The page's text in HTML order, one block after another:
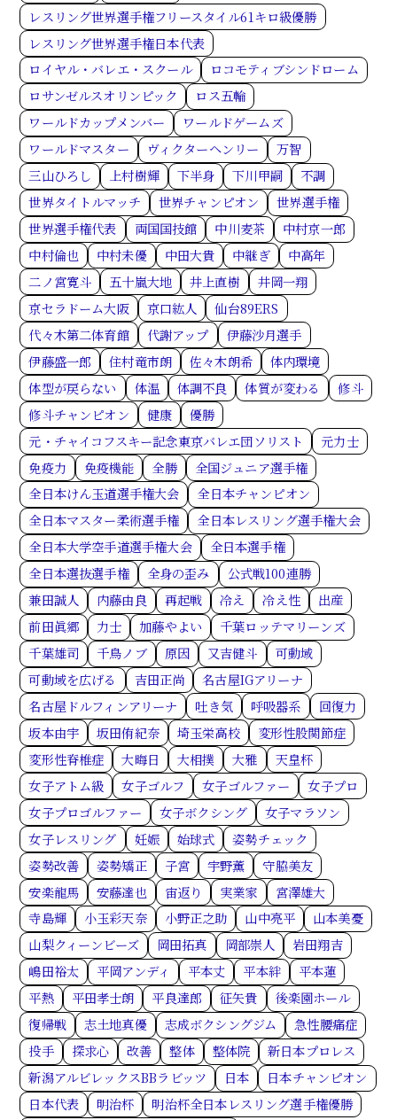
レスリング世界選手権フリースタイル61キロ級優勝
レスリング世界選手権日本代表
ロイヤル・バレエ・スクール
ロコモティブシンドローム
ロサンゼルスオリンピック
ロス五輪
ワールドカップメンバー
ワールドゲームズ
ワールドマスター
ヴィクターヘンリー
万智
三山ひろし
上村樹輝 下半身 下川甲嗣
不調
世界タイトルマッチ
世界チャンピオン
世界選手権
世界選手権代表
両国国技館 中川麦茶
中村京一郎
中村倫也
中村未優 中田大貴 中継ぎ
中高年
二ノ宮寛斗
五十嵐大地 井上直樹
井岡一翔
京セラドーム大阪
京口紘人
仙台89ERS
代々木第二体育館
代謝アップ
伊藤沙月選手
伊藤盛一郎
住村竜市朗 佐々木朗希
体内環境
体型が戻らない
体温 体調不良 体質が変わる
修斗
修斗チャンピオン
健康
優勝
元・チャイコフスキー記念東京バレエ団ソリスト
元力士
免疫力
免疫機能 全勝
全国ジュニア選手権
全日本けん玉道選手権大会
全日本チャンピオン
全日本マスター柔術選手権
全日本レスリング選手権大会
全日本大学空手道選手権大会
全日本選手権
全日本選抜選手権
全身の歪み
公式戦100連勝
兼田誠人
内藤由良 再起戦 冷え 冷え性
出産
前田眞郷
力士 加藤やよい
千葉ロッテマリーンズ
千葉雄司
千鳥ノブ 原因 又吉健斗
可動域
可動域を広げる
吉田正尚
名古屋IGアリーナ
名古屋ドルフィンアリーナ
吐き気 呼吸器系
回復力
坂本由宇
坂田侑紀奈 埼玉栄高校
変形性股関節症
変形性脊椎症
大晦日 大相撲 大雅
天皇杯
女子アトム級
女子ゴルフ 女子ゴルファー
女子プロ
女子プロゴルファー
女子ボクシング
女子マラソン
女子レスリング
妊娠 始球式
姿勢チェック
姿勢改善
姿勢矯正 子宮 宇野薫
守脇美友
安楽龍馬
安藤達也 宙返り 実業家
宮澤雄大
寺島輝
小玉彩天奈 小野正之助 山中亮平
山本美憂
山梨クィーンビーズ
岡田拓真 岡部崇人
岩田翔吉
嶋田裕太
平岡アンディ 平本丈 平本絆
平本蓮
平熱
平田孝士朗 平良達郎 征矢貴
後楽園ホール
復帰戦
志土地真優 志成ボクシングジム
急性腰痛症
投手
探求心 改善 整体 整体院
新日本プロレス
新潟アルビレックスBBラビッツ
日本
日本チャンピオン
日本代表
明治杯
明治杯全日本レスリング選手権優勝